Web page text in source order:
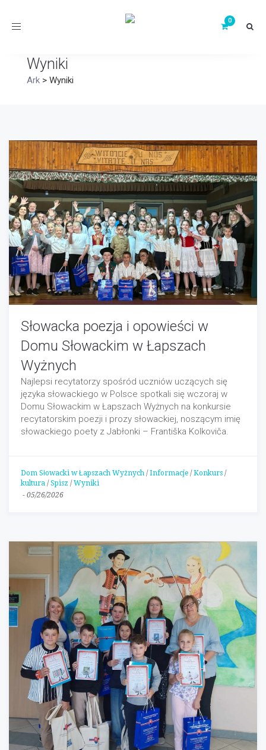
Toggle
Wyniki
Ark > Wyniki
Słowacka poezja i opowieści w
Domu Słowackim w Łapszach
Wyżnych
Najlepsi recytatorzy spośród uczniów uczących się
języka słowackiego w Polsce spotkali się wczoraj w
Domu Słowackim w Łapszach Wyżnych na konkursie
recytatorskim poezji i prozy słowackiej, noszącym imię
słowackiego poety z Jabłonki – Františka Kolkoviča.
Dom Słowacki w Łapszach Wyżnych / Informacje / Konkurs /
kultura / Spisz / Wyniki
- 05/26/2026